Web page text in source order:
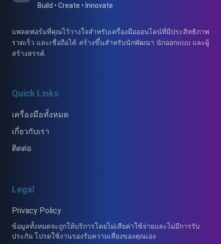
Build • Create • Innovate
แพลตฟอร์มที่คุณไว้วางใจสำหรับเครื่องมือออนไลน์ที่มีประสิทธิภาพ
รวดเร็ว และเชื่อถือได้ สร้างขึ้นสำหรับนักพัฒนา นักออกแบบ และผู้
สร้างสรรค์.
Quick Links
เครื่องมือทั้งหมด
เกี่ยวกับเรา
ติดต่อ
Legal
Privacy Policy
ข้อมูลทั้งหมดจะถูกให้บริการโดยไม่เสียค่าใช้จ่ายและไม่มีการรับ
ประกัน โปรดใช้งานรองรับความเสี่ยงของคุณเอง